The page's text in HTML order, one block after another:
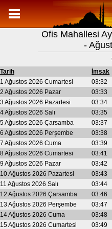
Namaz Vakitleri
Ofis Mahallesi Aylık Namaz
Ofis Mahallesi Ramazan
Namaz Nasıl Kılınır?
Bilgi
İletişim
Ofis Mahallesi
-
Tarih İmsak
1 Ağustos 2026 Cumartesi
03:32
2 Ağustos 2026 Pazar
03:33
3 Ağustos 2026 Pazartesi
03:34
4 Ağustos 2026 Salı
03:35
5 Ağustos 2026 Çarsamba
03:37
6 Ağustos 2026 Perşembe
03:38
7 Ağustos 2026 Cuma
03:39
8 Ağustos 2026 Cumartesi
03:41
9 Ağustos 2026 Pazar
03:42
10 Ağustos 2026 Pazartesi
03:43
11 Ağustos 2026 Salı
03:44
12 Ağustos 2026 Çarsamba
03:46
13 Ağustos 2026 Perşembe
03:47
14 Ağustos 2026 Cuma
03:48
15 Ağustos 2026 Cumartesi
03:49